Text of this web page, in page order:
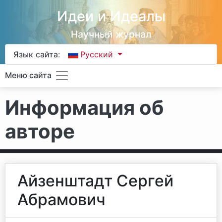
Идеи и Идеалы
Научный журнал
Язык сайта: Русский
Меню сайта
Информация об
авторе
Айзенштадт Сергей
Абрамович